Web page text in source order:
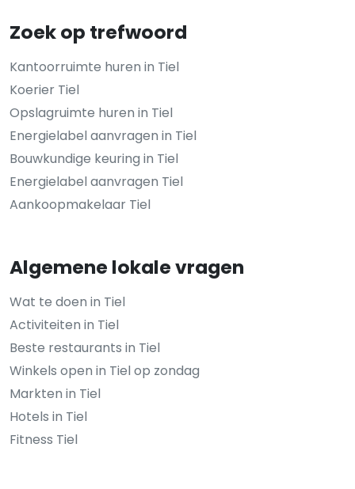
Zoek op trefwoord
Kantoorruimte huren in Tiel
Koerier Tiel
Opslagruimte huren in Tiel
Energielabel aanvragen in Tiel
Bouwkundige keuring in Tiel
Energielabel aanvragen Tiel
Aankoopmakelaar Tiel
Algemene lokale vragen
Wat te doen in Tiel
Activiteiten in Tiel
Beste restaurants in Tiel
Winkels open in Tiel op zondag
Markten in Tiel
Hotels in Tiel
Fitness Tiel